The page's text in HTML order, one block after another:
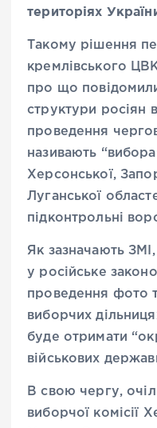
територіях
Такому рішення
кремлівського
про що
структури росіян
проведення
називають
Херсонської,
Луганської
підконтрольні
Як зазначають
у російське
проведення фото
виборчих
буде отримати
військових
В свою чергу,
виборчої комісії